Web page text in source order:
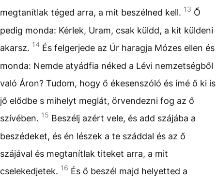
megtanítlak téged arra, a mit beszélned kell. 13 Ő
pedig monda: Kérlek, Uram, csak küldd, a kit küldeni
akarsz. 14 És felgerjede az Úr haragja Mózes ellen és
monda: Nemde atyádfia néked a Lévi nemzetségből
való Áron? Tudom, hogy ő ékesenszóló és ímé ő ki is
jő elődbe s mihelyt meglát, örvendezni fog az ő
szívében. 15 Beszélj azért vele, és add szájába a
beszédeket, és én lészek a te száddal és az ő
szájával és megtanítlak titeket arra, a mit
cselekedjetek. 16 És ő beszél majd helyetted a